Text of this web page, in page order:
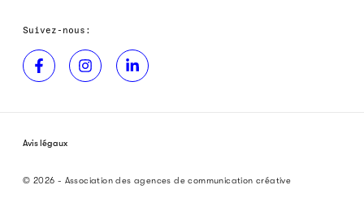
Suivez-nous:
Avis légaux
© 2026 - Association des agences de communication créative